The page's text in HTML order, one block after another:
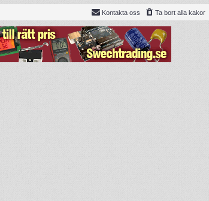
Ta bort alla kakor
Kontakta oss